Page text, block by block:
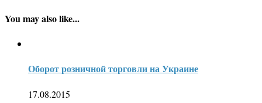
You may also like...
Оборот розничной торговли на Украине
17.08.2015